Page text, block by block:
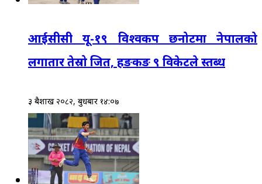
आईसीसी यू-१९ विश्वकप छनोटमा नेपालको
लगातार तेस्रो जित, हङकङ ९ विकेटले स्तब्ध
३ बैशाख २०८२, बुधबार १४:०७